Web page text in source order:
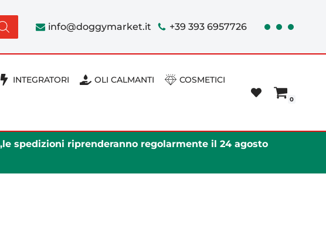
info@doggymarket.it +39 393 6957726
INTEGRATORI OLI CALMANTI COSMETICI
0
spedizioni riprenderanno regolarmente il 24 agosto